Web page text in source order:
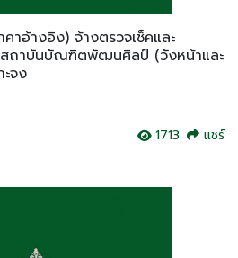
าอ้างอิง) จ้างตรวจเช็คและ
ถาบันบัณฑิตพัฒนศิลป์ (วังหน้าและ
จง
1713
แชร์